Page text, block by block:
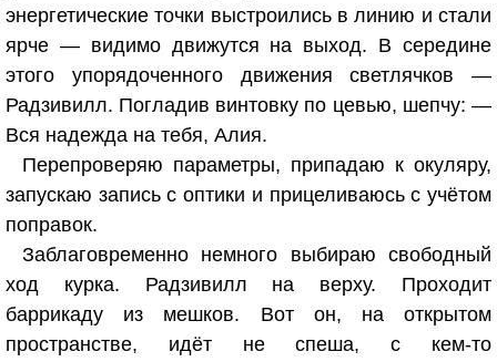
энергетические точки выстроились в линию и стали
ярче — видимо движутся на выход. В середине
этого упорядоченного движения светлячков —
Радзивилл. Погладив винтовку по цевью, шепчу: —
Вся надежда на тебя, Алия.
Перепроверяю параметры, припадаю к окуляру,
запускаю запись с оптики и прицеливаюсь с учётом
поправок.
Заблаговременно немного выбираю свободный
ход курка. Радзивилл на верху. Проходит
баррикаду из мешков. Вот он, на открытом
пространстве, идёт не спеша, с кем-то